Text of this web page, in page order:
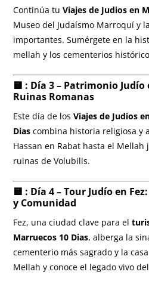
Continúa tu Viajes de Judios en
Museo del Judaísmo Marroquí y
importantes. Sumérgete en la
mellah y los cementerios
🟨 : Día 3 – Patrimonio
Ruinas Romanas
Este día de los Viajes de Judios
Diascombina historia religiosa y
Hassan en Rabat hasta el Mellah
ruinas de Volubilis.
🟨 : Día 4 – Tour Judío en
y Comunidad
Fez, una ciudad clave para el
Marruecos 10 Dias, alberga la
cementerio más sagrado y la
Mellah y conoce el legado vivo